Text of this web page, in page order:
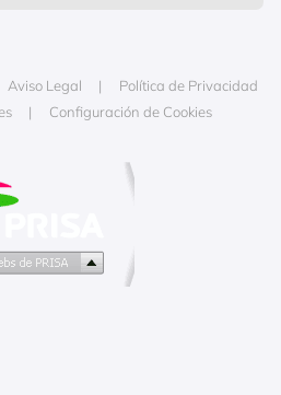
Aviso Legal
Política de Privacidad
Configuración de Cookies